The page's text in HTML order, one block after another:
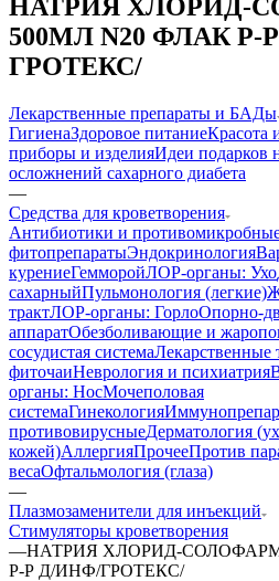
НАТРИЯ ХЛОРИД-
500МЛ N20 ФЛАК
ГРОТЕКС/
Лекарственные препараты и БАДы
ГигиенаЗдоровое питаниеКрасота
приборы и изделияИдеи подарков
осложнений сахарного диабета
—
Средства для кроветворения
Антибиотики и
фитопрепаратыЭндокринология
курениеГемморойЛОР-органы: Ухо
сахарныйПульмонология (легкие)
трактЛОР-органы: ГорлоОпорно-
аппаратОбезболивающие и
сосудистая системаЛекарственные
фиточаиНеврология и психиатрия
органы: НосМочеполовая
системаГинекология
противовирусныеДерматология
кожей)АллергияПрочееПротив
весаОфтальмология (глаза)
—
Плазмозаменители для инъекций
Стимуляторы кроветворения
—НАТРИЯ ХЛОРИД-СОЛОФАРМ
Р-Р Д/ИНФ/ГРОТЕКС/